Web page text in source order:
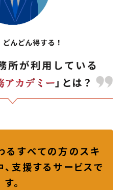
るすべての方のスキ
支援するサービスで
す。